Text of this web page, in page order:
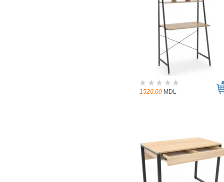
1520.00 MDL